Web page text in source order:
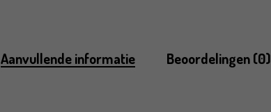
Aanvullende informatie Beoordelingen (0)